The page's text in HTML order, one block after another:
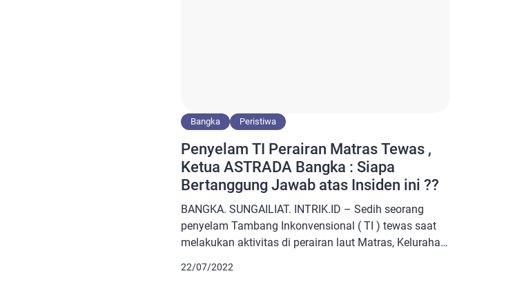
Bangka Peristiwa
Penyelam TI Perairan Matras Tewas ,
Ketua ASTRADA Bangka : Siapa
Bertanggung Jawab atas Insiden ini ??
BANGKA. SUNGAILIAT. INTRIK.ID – Sedih seorang
penyelam Tambang Inkonvensional ( TI ) tewas saat
melakukan aktivitas di perairan laut Matras, Kelurahan
22/07/2022